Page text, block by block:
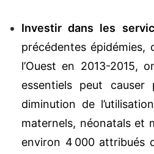
Investir dans les
précédentes épidémies,
l’Ouest en 2013-2015,
essentiels peut causer
diminution de
maternels, néonatals et
environ 4 000 attribués